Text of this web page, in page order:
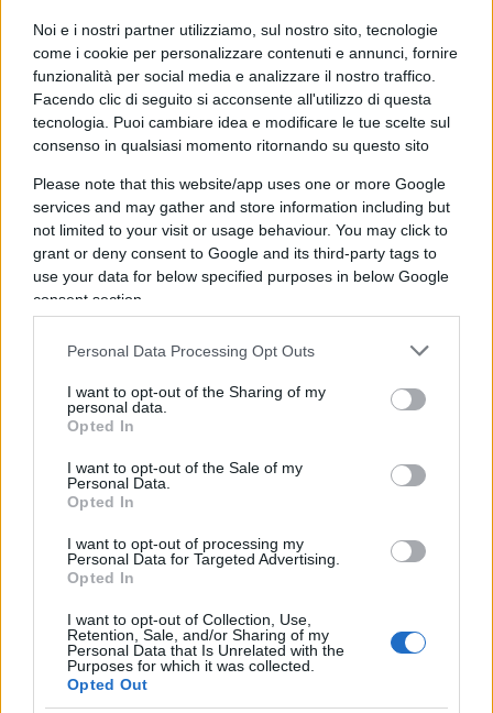
Noi e i nostri partner utilizziamo, sul nostro sito, tecnologie
come i cookie per personalizzare contenuti e annunci, fornire
funzionalità per social media e analizzare il nostro traffico.
Facendo clic di seguito si acconsente all'utilizzo di questa
tecnologia. Puoi cambiare idea e modificare le tue scelte sul
consenso in qualsiasi momento ritornando su questo sito
Please note that this website/app uses one or more Google
services and may gather and store information including but
not limited to your visit or usage behaviour. You may click to
grant or deny consent to Google and its third-party tags to
use your data for below specified purposes in below Google
consent section.
Personal Data Processing Opt Outs
I want to opt-out of the Sharing of my
personal data.
Opted In
I want to opt-out of the Sale of my
Personal Data.
Opted In
I want to opt-out of processing my
Personal Data for Targeted Advertising.
Opted In
I want to opt-out of Collection, Use,
Retention, Sale, and/or Sharing of my
Personal Data that Is Unrelated with the
Purposes for which it was collected.
Opted Out
fosse un domani, ottenendo un mistificatorio
effetto rembrandesco.
Potevano anche, la copertina,dedicarla alla
nonna; e perché no aPapa Gino Cecchettin, che,
nel personalissimo derby familiare, era partito un
po’ staccato ma poi ha subito scavalcato la figlia,
salvo inciampare in alcuni errori di comunicazione
relativi a presunti autogradi sessisti del passato? E
va beh, hanno scelto la sora Elena “che ha
personale in un atto d’accusa, in una lucida
analisi del patriarcato”. La lucida analisi sarebbe:
mia sorella l’avete ammazzata tutti, lo stupro è di
Ovviamente, salvo i 4 gatti in fila per 3 col resto di
2 che ancora si ostinano a buttar soldi
nell’Espresso ogni settimana, la platea si è divisa a
metà: da una parte quelli che si vergognano,
dall’altra quelli che si scompisciano. E niente, è